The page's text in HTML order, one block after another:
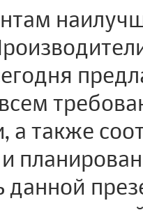
а также
данной